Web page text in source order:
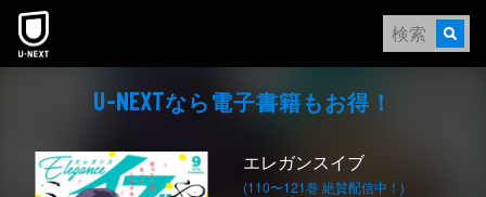
本文へスキップ
U-NEXTなら電⼦書籍もお得！
エレガンスイブ
(110〜121巻 絶賛配信中！)